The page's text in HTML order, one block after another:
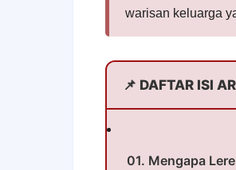
warisan keluarga
📌 DAFTAR ISI
01. Mengapa